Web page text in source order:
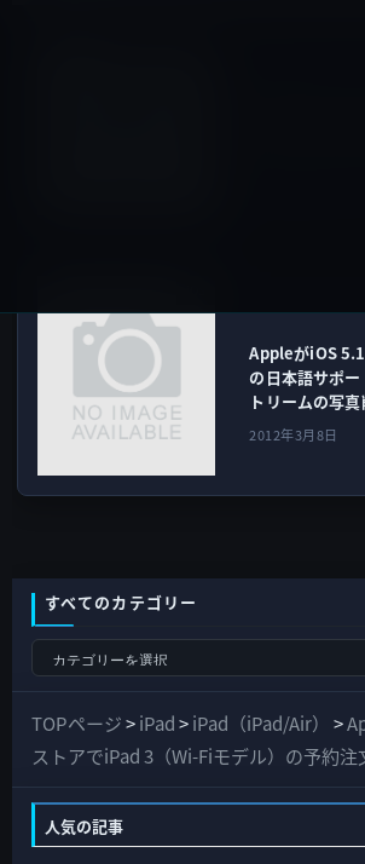
AppleがiOS
の日本語サポー
トリームの写
2012年3月8日
すべてのカテゴリー
て
の
ゴ
TOPページ>iPad>iPad（iPad/Air） >
ストアでiPad 3（Wi-Fiモデル）の予約注
人気の記事